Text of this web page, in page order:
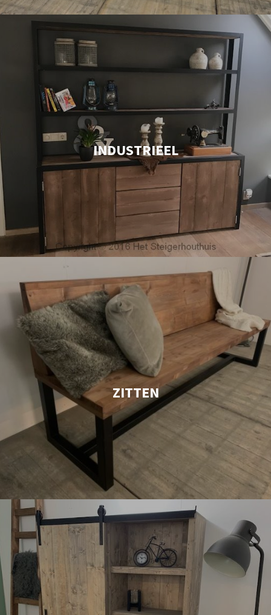
INDUSTRIEEL
ZITTEN